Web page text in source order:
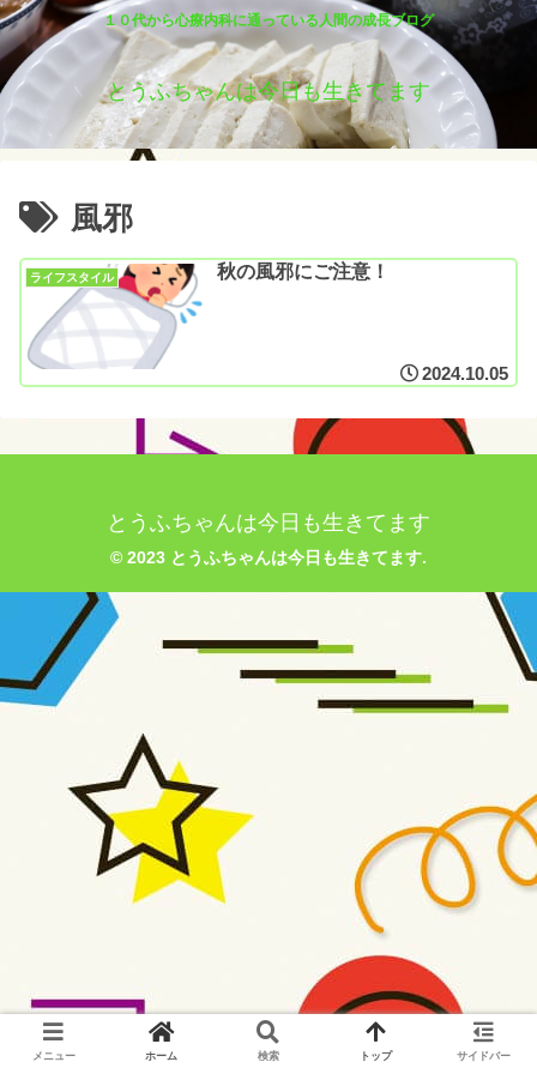
１０代から心療内科に通っている人間の成長ブログ
とうふちゃんは今日も生きてます
風邪
ライフスタイル 秋の風邪にご注意！
2024.10.05
とうふちゃんは今日も生きてます
© 2023 とうふちゃんは今日も生きてます.
メニュー ホーム 検索 トップ サイドバー